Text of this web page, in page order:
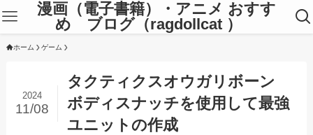
漫画（電子書籍）・アニメ おすす
め ブログ（ragdollcat ）
ホーム ゲーム
タクティクスオウガリボーン
ボディスナッチを使用して最強
ユニットの作成
2024
11/08